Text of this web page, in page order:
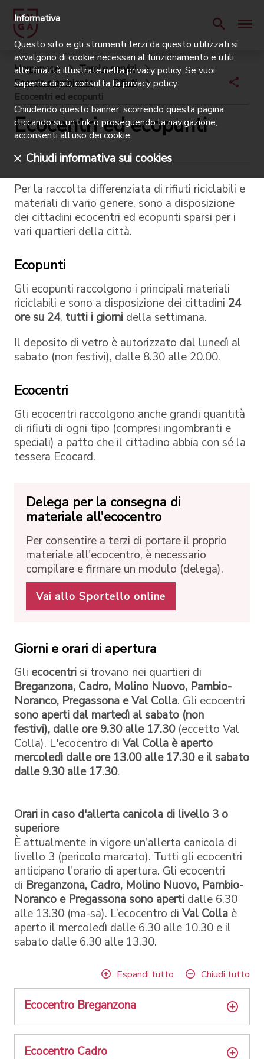
Homepage
Temi e servizi
Energia e ambiente
Rifiuti
Ecocentri ed ecopunti
Ecocentri ed ecopunti
Per la raccolta differenziata di rifiuti riciclabili e
materiali di vario genere, sono a disposizione
dei cittadini ecocentri ed ecopunti sparsi per i
vari quartieri della città.
Ecopunti
Gli ecopunti raccolgono i principali materiali
riciclabili e sono a disposizione dei cittadini 24
ore su 24, tutti i giorni della settimana.
Il deposito di vetro è autorizzato dal lunedì al
sabato (non festivi), dalle 8.30 alle 20.00.
Ecocentri
Gli ecocentri raccolgono anche grandi quantità
di rifiuti di ogni tipo (compresi ingombranti e
speciali) a patto che il cittadino abbia con sé la
tessera Ecocard.
Delega per la consegna di
materiale all'ecocentro
Per consentire a terzi di portare il proprio
materiale all'ecocentro, è necessario
compilare e firmare un modulo (delega).
Vai allo Sportello online
Giorni e orari di apertura
Gli ecocentri si trovano nei quartieri di
Breganzona, Cadro, Molino Nuovo, Pambio-
Noranco, Pregassona e Val Colla. Gli ecocentri
sono aperti dal martedì al sabato (non
festivi), dalle ore 9.30 alle 17.30(eccetto Val
Colla). L'ecocentro di Val Colla è aperto
mercoledì dalle ore 13.00 alle 17.30 e il sabato
dalle 9.30 alle 17.30.
Orari in caso d'allerta canicola di livello 3 o
superiore
È attualmente in vigore un'allerta canicola di
livello 3 (pericolo marcato). Tutti gli ecocentri
anticipano l'orario di apertura. Gli ecocentri
di Breganzona, Cadro, Molino Nuovo, Pambio-
Noranco e Pregassona sono aperti dalle 6.30
alle 13.30 (ma-sa). L’ecocentro di Val Colla è
aperto il mercoledì dalle 6.30 alle 10.30 e il
sabato dalle 6.30 alle 13.30.
Espandi tutto Chiudi tutto
Ecocentro Breganzona
Ecocentro Cadro
Informativa
Questo sito e gli strumenti terzi da questo utilizzati si
avvalgono di cookie necessari al funzionamento e utili
alle finalità illustrate nella privacy policy. Se vuoi
saperne di più, consulta laprivacy policy.
Chiudendo questo banner, scorrendo questa pagina,
cliccando su un link o proseguendo la navigazione,
acconsenti all’uso dei cookie.
Chiudi informativa sui cookies